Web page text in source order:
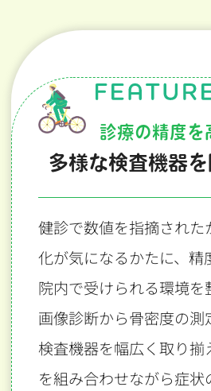
診療の精度を
多様な検査機器
健診で数値を指摘された
化が気になるかたに、 精
院内で受けられる環境を
画像診断から骨密度の測
検査機器を幅広く取り揃
を組み合わせながら症状